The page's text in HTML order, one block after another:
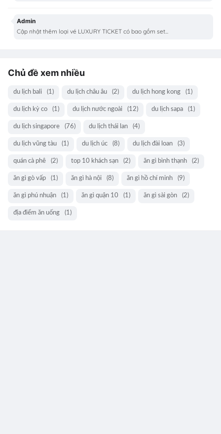
Admin
Cập nhật thêm loại vé LUXURY TICKET có bao gồm set...
Chủ đề xem nhiều
du lịch bali (1) du lịch châu âu (2) du lịch hong kong (1)
du lịch kỳ co (1) du lịch nước ngoài (12) du lịch sapa (1)
du lịch singapore (76) du lịch thái lan (4)
du lịch vũng tàu (1) du lịch úc (8) du lịch đài loan (3)
quán cà phê (2) top 10 khách sạn (2) ăn gì bình thạnh (2)
ăn gì gò vấp (1) ăn gì hà nội (8) ăn gì hồ chí minh (9)
ăn gì phú nhuận (1) ăn gì quận 10 (1) ăn gì sài gòn (2)
địa điểm ăn uống (1)